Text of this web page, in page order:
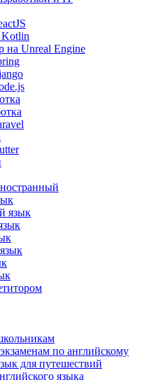
Kotlin
на Unreal Engine
язык
по английскому
для путешествий
языка